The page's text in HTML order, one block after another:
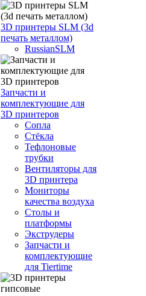
3D принтеры SLM (3d
печать металлом)
RussianSLM
Запчасти и
комплектующие для
3D принтеров
Сопла
Cтёкла
Тефлоновые
трубки
Вентиляторы для
3D принтера
Мониторы
качества воздуха
Столы и
платформы
Экструдеры
Запчасти и
комплектующие
для Tiertime